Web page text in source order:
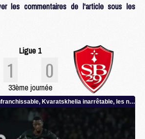
les commentaires de l'article sous les
Ligue 1
1 0
33ème journée